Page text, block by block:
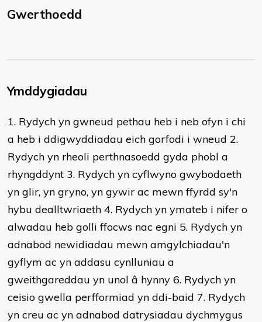
Gwerthoedd
Ymddygiadau
1. Rydych yn gwneud pethau heb i neb ofyn i chi
a heb i ddigwyddiadau eich gorfodi i wneud 2.
Rydych yn rheoli perthnasoedd gyda phobl a
rhyngddynt 3. Rydych yn cyflwyno gwybodaeth
yn glir, yn gryno, yn gywir ac mewn ffyrdd sy'n
hybu dealltwriaeth 4. Rydych yn ymateb i nifer o
alwadau heb golli ffocws nac egni 5. Rydych yn
adnabod newidiadau mewn amgylchiadau'n
gyflym ac yn addasu cynlluniau a
gweithgareddau yn unol â hynny 6. Rydych yn
ceisio gwella perfformiad yn ddi-baid 7. Rydych
yn creu ac yn adnabod datrysiadau dychmygus